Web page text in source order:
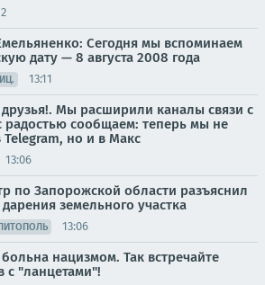
Сегодня мы вспоминаем
дату — 8 августа 2008 года
13:11
Мы расширили каналы связи с
радостью сообщаем: теперь мы не
Telegram, но и в Макс
13:06
по Запорожской области разъяснил
земельного участка
13:06
нацизмом. Так встречайте
с "ланцетами"!